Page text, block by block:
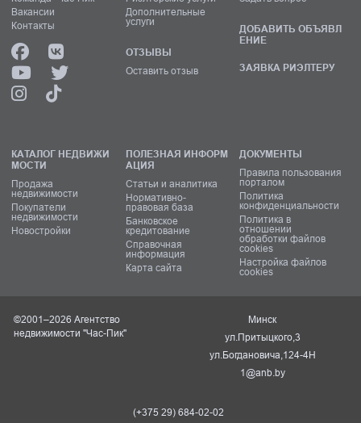
Вакансии
Контакты
Дополнительные
услуги
ОТЗЫВЫ
Оставить отзыв
ДОБАВИТЬ ОБЪЯВЛ
ЕНИЕ
ЗАЯВКА РИЭЛТЕРУ
КАТАЛОГ НЕДВИЖИ
МОСТИ
Продажа
недвижимости
Покупатели
недвижимости
Новостройки
ПОЛЕЗНАЯ ИНФОРМ
АЦИЯ
Статьи и аналитика
Нормативно-
правовая база
Банковское
кредитование
Справочная
информация
Карта сайта
ДОКУМЕНТЫ
Правила пользования
порталом
Политика
конфиденциальности
Политика в
отношении
обработки файлов
cookies
Настройка файлов
cookies
©2001–2026 Агентство
недвижимости "Час-Пик"
Минск
ул.Притыцкого,3
ул.Богдановича,124-4Н
1@anb.by
(+375 29) 684-02-02